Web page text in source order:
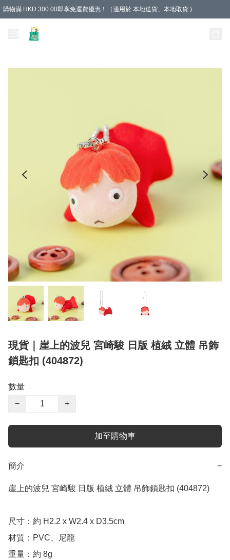
購物滿 HKD 300.00即享免運費優惠！（適用於 本地送貨、本地取貨 )
現貨｜崖上的波兒 宮崎駿 日版 植絨 立體 吊飾
鎖匙扣 (404872)
數量
−
+
加至購物車
簡介 −
崖上的波兒 宮崎駿 日版 植絨 立體 吊飾鎖匙扣 (404872)
尺寸：約 H2.2 x W2.4 x D3.5cm
材質：PVC、尼龍
重量：約 8g